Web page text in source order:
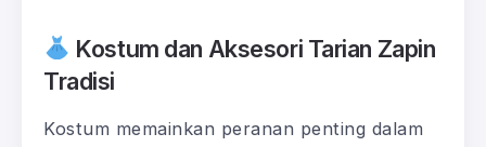
Kostum dan Aksesori Tarian Zapin
Tradisi
Kostum memainkan peranan penting dalam